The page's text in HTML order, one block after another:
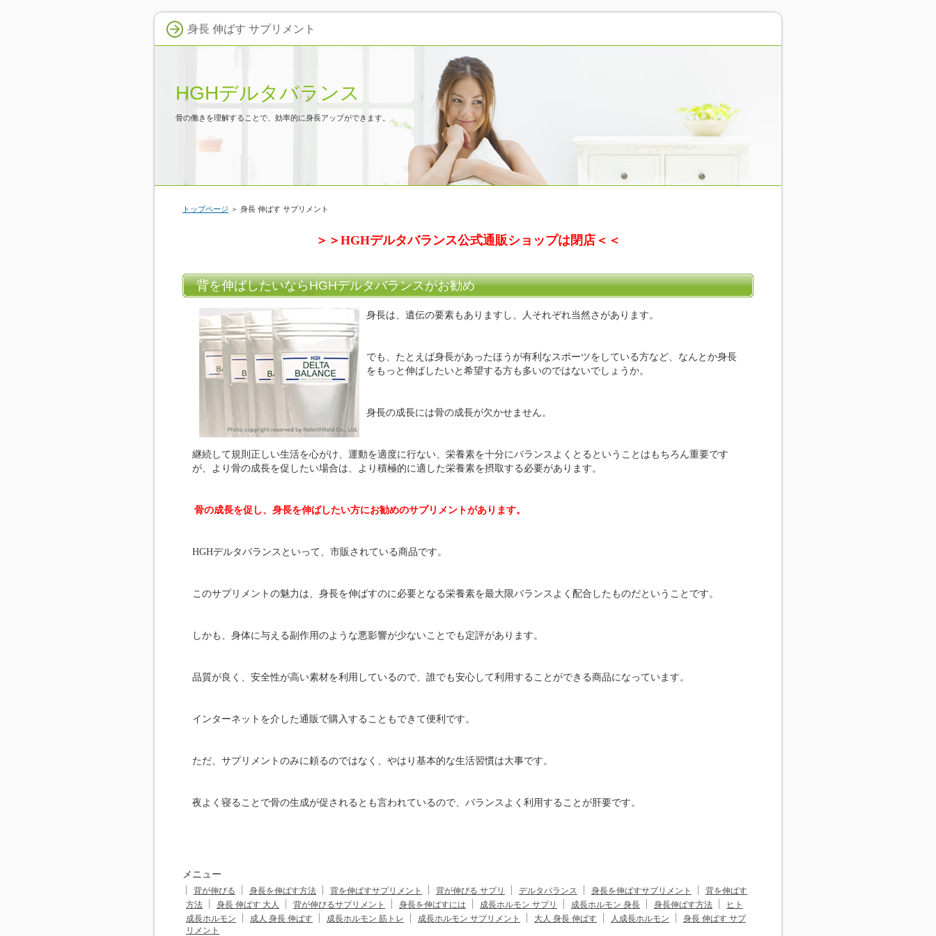
身長 伸ばす サプリメント
HGHデルタバランス
骨の働きを理解することで、効率的に身長アップができます。
トップページ ＞ 身長 伸ばす サプリメント
＞＞HGHデルタバランス公式通販ショップは閉店＜＜
背を伸ばしたいならHGHデルタバランスがお勧め
身長は、遺伝の要素もありますし、人それぞれ当然さがあります。
でも、たとえば身長があったほうが有利なスポーツをしている方など、なんとか身長
をもっと伸ばしたいと希望する方も多いのではないでしょうか。
身長の成長には骨の成長が欠かせません。
継続して規則正しい生活を心がけ、運動を適度に行ない、栄養素を十分にバランスよくとるということはもちろん重要です
が、より骨の成長を促したい場合は、より積極的に適した栄養素を摂取する必要があります。
骨の成長を促し、身長を伸ばしたい方にお勧めのサプリメントがあります。
HGHデルタバランスといって、市販されている商品です。
このサプリメントの魅力は、身長を伸ばすのに必要となる栄養素を最大限バランスよく配合したものだということです。
しかも、身体に与える副作用のような悪影響が少ないことでも定評があります。
品質が良く、安全性が高い素材を利用しているので、誰でも安心して利用することができる商品になっています。
インターネットを介した通販で購入することもできて便利です。
ただ、サプリメントのみに頼るのではなく、やはり基本的な生活習慣は大事です。
夜よく寝ることで骨の生成が促されるとも言われているので、バランスよく利用することが肝要です。
メニュー
背が伸びる 身長を伸ばす方法 背を伸ばすサプリメント 背が伸びる サプリ デルタバランス 身長を伸ばすサプリメント
背を伸ばす
方法
身長 伸ばす 大人 背が伸びるサプリメント 身長を伸ばすには 成長ホルモン サプリ 成長ホルモン 身長 身長伸ばす方法
ヒト
成長ホルモン
成人 身長 伸ばす 成長ホルモン 筋トレ 成長ホルモン サプリメント 大人 身長 伸ばす 人成長ホルモン
身長 伸ばす サプ
リメント